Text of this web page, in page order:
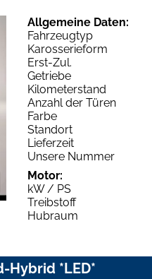
Allgemeine Daten:
Fahrzeugtyp
Karosserieform
Erst-Zul.
Getriebe
Kilometerstand
Anzahl der Türen
Farbe
Standort
Lieferzeit
Unsere Nummer
Motor:
kW / PS
Treibstoff
Hubraum
Hybrid *LED*